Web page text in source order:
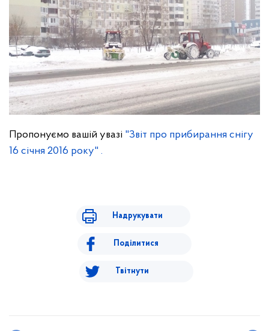
Пропонуємо вашій увазі "Звіт про прибирання снігу
16 січня 2016 року" .
Надрукувати
Поділитися
Твітнути